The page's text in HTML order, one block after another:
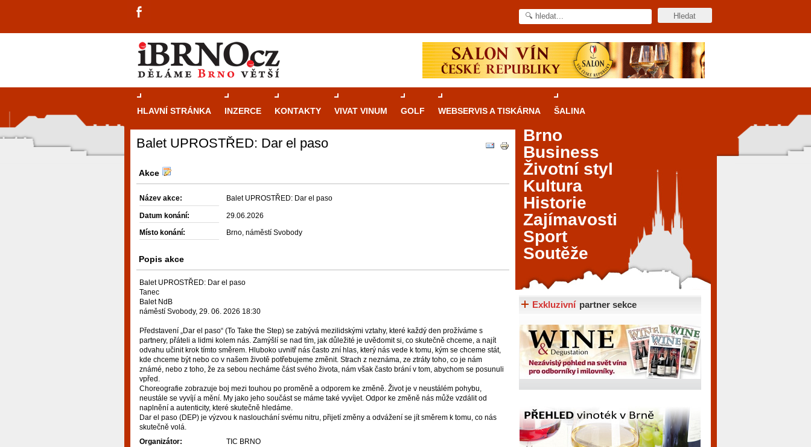
HLAVNÍ STRÁNKA INZERCE KONTAKTY VIVAT VINUM GOLF WEBSERVIS A TISKÁRNA ŠALINA
Balet UPROSTŘED: Dar el paso
Akce
Název akce: Balet UPROSTŘED: Dar el paso
Datum konání: 29.06.2026
Místo konání: Brno, náměstí Svobody
Popis akce
Balet UPROSTŘED: Dar el paso
Tanec
Balet NdB
náměstí Svobody, 29. 06. 2026 18:30
Představení „Dar el paso“ (To Take the Step) se zabývá mezilidskými vztahy, které každý den prožíváme s
partnery, přáteli a lidmi kolem nás. Zamýšlí se nad tím, jak důležité je uvědomit si, co skutečně chceme, a najít
odvahu učinit krok tímto směrem. Hluboko uvnitř nás často zní hlas, který nás vede k tomu, kým se chceme stát,
kde chceme být nebo co v našem životě potřebujeme změnit. Strach z neznáma, ze ztráty toho, co je nám
známé, nebo z toho, že za sebou necháme část svého života, nám však často brání v tom, abychom se posunuli
vpřed.
Choreografie zobrazuje boj mezi touhou po proměně a odporem ke změně. Život je v neustálém pohybu,
neustále se vyvíjí a mění. My jako jeho součást se máme také vyvíjet. Odpor ke změně nás může vzdálit od
naplnění a autenticity, které skutečně hledáme.
Dar el paso (DEP) je výzvou k naslouchání svému nitru, přijetí změny a odvážení se jít směrem k tomu, co nás
skutečně volá.
Organizátor:
TIC BRNO
Průvodce
Brno je městem známým pro zajímavé památky, skvělé
různé kasinové hry. V neustále kvetoucí moravské
návštěvníky, tak pro příležitostné hráče. V...
Brno
Business
Životní styl
Kultura
Historie
Zajímavosti
Sport
Soutěže
Exkluzivní partner sekce